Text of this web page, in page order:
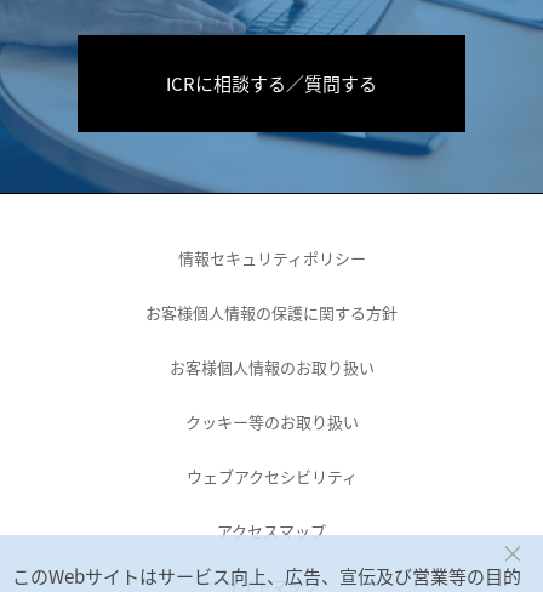
ICRに相談する／質問する
情報セキュリティポリシー
お客様個人情報の保護に関する方針
お客様個人情報のお取り扱い
クッキー等のお取り扱い
ウェブアクセシビリティ
アクセスマップ
サイトマップ
このWebサイトはサービス向上、広告、宣伝及び営業等の目的
×